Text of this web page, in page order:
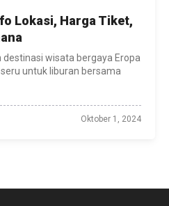
Lokasi, Harga Tiket,
destinasi wisata bergaya Eropa
untuk liburan bersama
Oktober 1, 2024